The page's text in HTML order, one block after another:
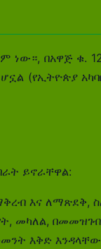
በአዋጅ ቁ.
(የኢትዮጵያ
ይኖራቸዋል:
እና ለማጽደቅ,
መካለል,
እቅድ እንዳላቸው